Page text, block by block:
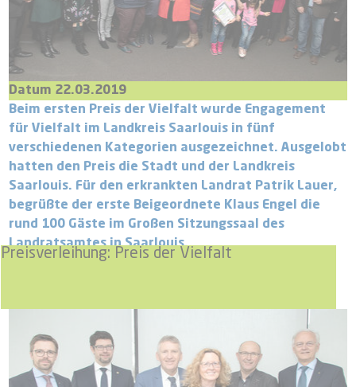
Preisverleihung: Preis der Vielfalt
Datum 22.03.2019
Beim ersten Preis der Vielfalt wurde Engagement
für Vielfalt im Landkreis Saarlouis in fünf
verschiedenen Kategorien ausgezeichnet. Ausgelobt
hatten den Preis die Stadt und der Landkreis
Saarlouis. Für den erkrankten Landrat Patrik Lauer,
begrüßte der erste Beigeordnete Klaus Engel die
rund 100 Gäste im Großen Sitzungssaal des
Landratsamtes in Saarlouis.